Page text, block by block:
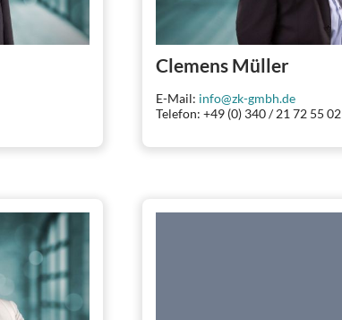
Clemens Müller
E-Mail: info@zk-gmbh.de
Telefon: +49 (0) 340 / 21 72 55 02